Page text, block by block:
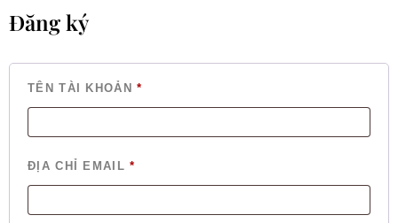
Đăng ký
TÊN TÀI KHOẢN*
ĐỊA CHỈ EMAIL*